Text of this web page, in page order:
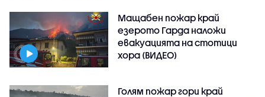
Мащабен пожар край
езерото Гарда наложи
евакуацията на стотици
хора (ВИДЕО)
Голям пожар гори край